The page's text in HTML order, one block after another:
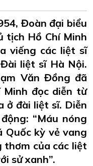
Đoàn đại biểu
tịch Hồ Chí Minh
viếng các liệt sĩ
liệt sĩ Hà Nội.
Văn Đồng đã
đọc diễn từ
ở đài liệt sĩ. Diễn
“Máu nóng
Quốc kỳ vẻ vang
thơm của các liệt
sử xanh”.